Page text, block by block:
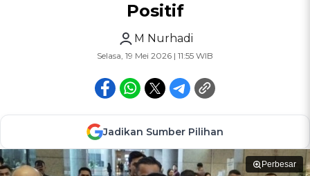
Positif
M Nurhadi
Selasa, 19 Mei 2026 | 11:55 WIB
Jadikan Sumber Pilihan
Perbesar